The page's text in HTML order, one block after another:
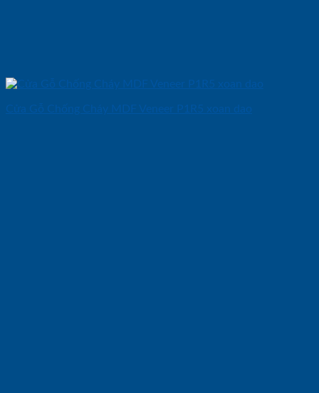
Cửa Gỗ Chống Cháy MDF Veneer P1R5 xoan dao